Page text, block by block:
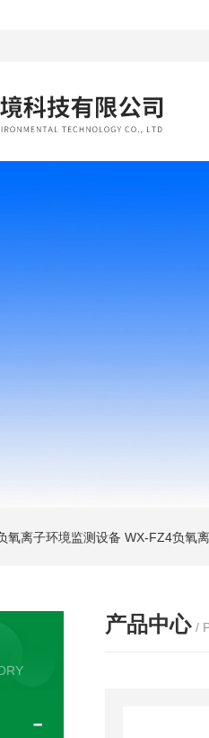
氧离子环境监测设备 WX-FZ4负氧
产品中心 /